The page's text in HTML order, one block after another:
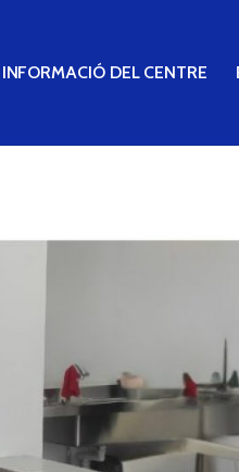
INFORMACIÓ DEL CENTRE